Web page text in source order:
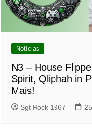
Notícias
N3 – House
Spirit, Qliphah in
Mais!
Sgt Rock 1967